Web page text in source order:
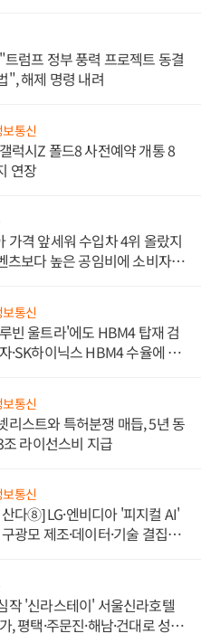
럼프 정부 풍력 프로젝트 동결
", 해제 명령 내려
보통신
럭시Z 폴드8 사전예약 개통 8
연장
가격 앞세워 수입차 4위 올랐지
츠보다 높은 공임비에 소비자
보통신
빈 울트라'에도 HBM4 탑재 검
·SK하이닉스 HBM4 수율에 주
보통신
리스트와 특허분쟁 매듭, 5년 동
라이선스비 지급
보통신
다⑧] LG·엔비디아 '피지컬 AI'
광모 제조·데이터·기술 결집
작 '신라스테이' 서울신라호텔
, 평택·주문진·해남·건대로 성